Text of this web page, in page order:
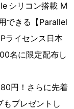
シリコン搭載 M
できる【Parallel
ライセンス日本
名に限定配布し
円！さらに先着
プレゼントし